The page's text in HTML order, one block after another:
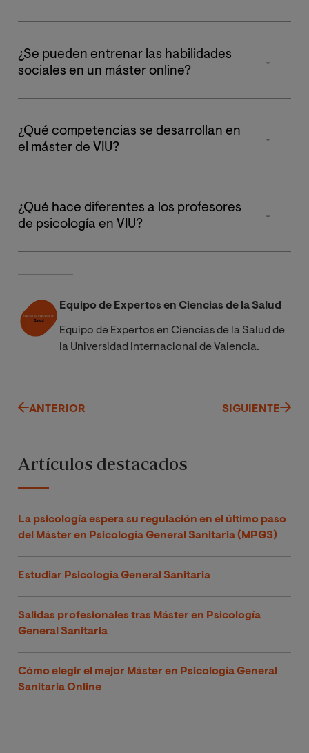
¿Se pueden entrenar las habilidades
sociales en un máster online?
y role-playing es la mejor preparación posible.
¿Qué competencias se desarrollan en
el máster de VIU?
comunicación avanzada
en los entornos
sanitarios.
¿Qué hace diferentes a los profesores
de psicología en VIU?
las claves reales para ejercer como psicólogo en el entorno
Equipo de Expertos en Ciencias de la Salud
Equipo de Expertos en Ciencias de la Salud de
la Universidad Internacional de Valencia.
ANTERIOR SIGUIENTE
Artículos destacados
La psicología espera su regulación en el último paso
del Máster en Psicología General Sanitaria (MPGS)
Estudiar Psicología General Sanitaria
Salidas profesionales tras Máster en Psicología
General Sanitaria
Cómo elegir el mejor Máster en Psicología General
Sanitaria Online